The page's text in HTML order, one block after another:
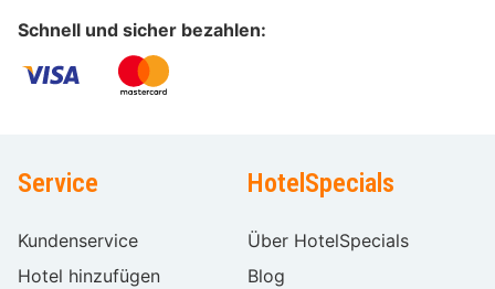
Schnell und sicher bezahlen:
Service
Kundenservice
Hotel hinzufügen
HotelSpecials
Über HotelSpecials
Blog